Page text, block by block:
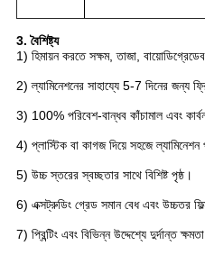
3. বৈশিষ্ট্য
1) হিমায়ন করতে সক্ষম, তাজা,
2) ল্যামিনেশনের সাহায্যে 5-7 দিনের জন্য
3) 100% পরিবেশ-বান্ধব কাঁচামাল এবং
4) প্লাস্টিক বা কাগজ দিয়ে সহজে ল্যামিনেশন
5) উচ্চ স্তরের স্বচ্ছতার সাথে বিশিষ্ট পৃষ্ঠ।
6) এক্সট্রুডিং গ্রেড সমান বেধ এবং উচ্চতর
7) প্রিন্টিং এবং বিভিন্ন উদ্দেশ্যে দুর্দান্ত